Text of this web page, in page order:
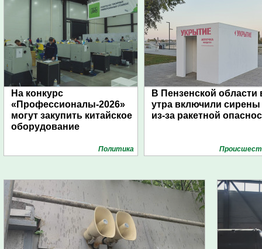
На конкурс
«Профессионалы-2026»
могут закупить китайское
оборудование
Политика
В Пензенской области
утра включили сирены
из-за ракетной